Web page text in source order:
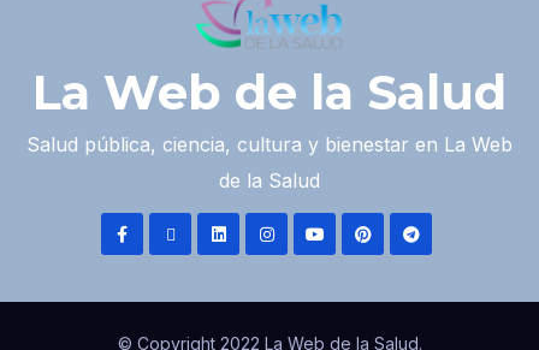
La Web de la Salud
Salud pública, ciencia, cultura y bienestar en La Web
de la Salud
© Copyright 2022 La Web de la Salud.